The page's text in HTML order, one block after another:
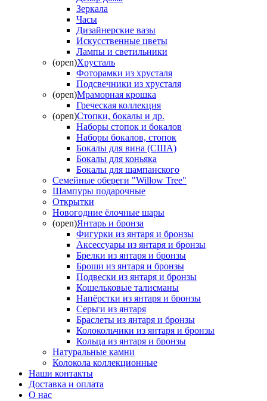
Зеркала
Часы
Дизайнерские вазы
Искусственные цветы
Лампы и светильники
(open)Хрусталь
Фоторамки из хрусталя
Подсвечники из хрусталя
(open)Мраморная крошка
Греческая коллекция
(open)Стопки, бокалы и др.
Наборы стопок и бокалов
Наборы бокалов, стопок
Бокалы для вина (США)
Бокалы для коньяка
Бокалы для шампанского
Семейные обереги "Willow Tree"
Шампуры подарочные
Открытки
Новогодние ёлочные шары
(open)Янтарь и бронза
Фигурки из янтаря и бронзы
Аксессуары из янтаря и бронзы
Брелки из янтаря и бронзы
Броши из янтаря и бронзы
Подвески из янтаря и бронзы
Кошельковые талисманы
Напёрстки из янтаря и бронзы
Серьги из янтаря
Браслеты из янтаря и бронзы
Колокольчики из янтаря и бронзы
Кольца из янтаря и бронзы
Натуральные камни
Колокола коллекционные
Наши контакты
Доставка и оплата
О нас